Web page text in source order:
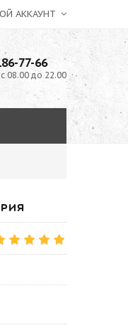
АККАУНТ
77-66
08.00 до 22.00